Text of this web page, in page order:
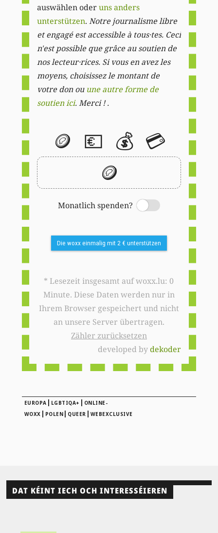
auswählen oderuns anders
unterstützen. Notre journalisme libre
et engagé est accessible à tous·tes. Ceci
n'est possible que grâce au soutien de
nos lecteur·rices. Si vous en avez les
moyens, choisissez le montant de
votre don ou une autre forme de
soutien ici. Merci ! .
🪙 💶 💰 💳
🪙
Monatlich spenden?
Switch
Die woxx einmalig mit 2 € unterstützen
* Lesezeit insgesamt auf woxx.lu: 0
Minute. Diese Daten werden nur in
Ihrem Browser gespeichert und nicht
an unsere Server übertragen.
Zähler zurücksetzen
developed bydekoder
EUROPA | LGBTIQA+ | ONLINE-
WOXX | POLEN | QUEER | WEBEXCLUSIVE
DAT KÉINT IECH OCH INTERESSÉIEREN